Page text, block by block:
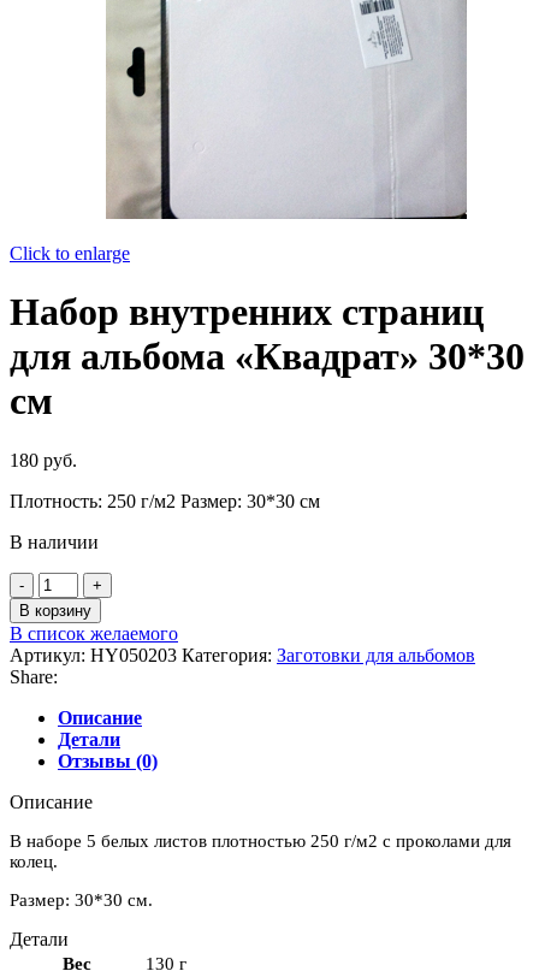
Click to enlarge
Набор внутренних страниц
для альбома «Квадрат» 30*30
см
180 руб.
Плотность: 250 г/м2 Размер: 30*30 см
В наличии
Количество
товара
Набор
внутренних
страниц
для
альбома
"Квадрат"
30*30
В корзину
В список желаемого
Артикул: HY050203 Категория: Заготовки для альбомов
Share:
Описание
Детали
Отзывы (0)
Описание
В наборе 5 белых листов плотностью 250 г/м2 с проколами для
колец.
Размер: 30*30 см.
Детали
Вес
130 г